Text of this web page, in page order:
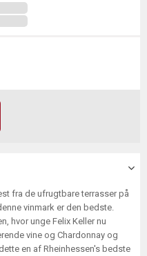
fra de ufrugtbare terrasser på
vinmark er den bedste.
hvor unge Felix Keller nu
vine og Chardonnay og
en af Rheinhessen's bedste